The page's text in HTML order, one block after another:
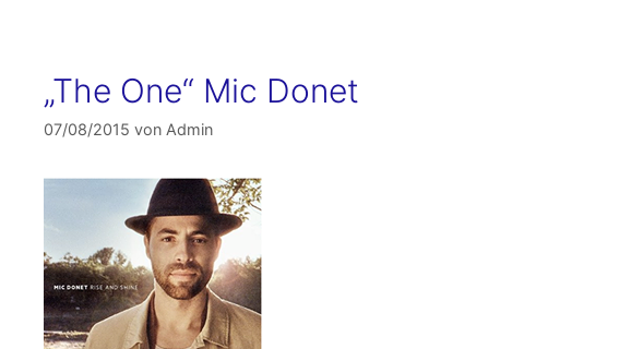
„The One“ Mic Donet
07/08/2015 von Admin